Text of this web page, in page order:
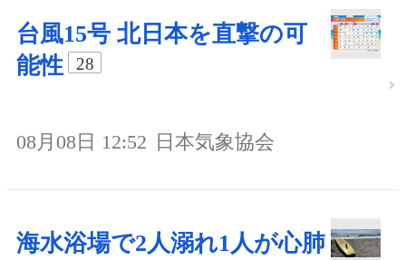
台風15号 北日本を直撃の可
能性
28
08月08日 12:52 日本気象協会
海水浴場で2人溺れ1人が心肺